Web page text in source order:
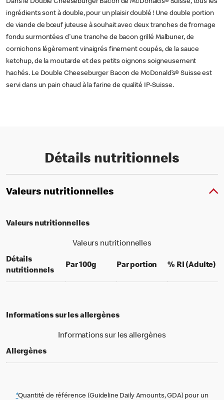
Dans le Double Cheeseburger Bacon de McDonald’s® Suisse, tous les
ingrédients sont à double, pour un plaisir doublé ! Une double portion
de viande de bœuf juteuse à souhait avec deux tranches de fromage
fondu surmontées d'une tranche de bacon grillé Malbuner, de
cornichons légèrement vinaigrés finement coupés, de la sauce
ketchup, de la moutarde et des petits oignons soigneusement
hachés. Le Double Cheeseburger Bacon de McDonald’s® Suisse est
servi dans un pain chaud à la farine de qualité IP-Suisse.
Détails nutritionnels
Valeurs nutritionnelles
Valeurs nutritionnelles
Valeurs nutritionnelles
Détails
nutritionnels
Par 100gper 100 grams
Par portion per portion
% RI (Adulte)
Informations sur les allergènes
Informations sur les allergènes
Allergènes
*Quantité de référence (Guideline Daily Amounts, GDA) pour un